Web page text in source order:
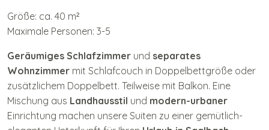
Größe: ca. 40 m²
Maximale Personen: 3-5
Geräumiges Schlafzimmer und separates
Wohnzimmer mit Schlafcouch in Doppelbettgröße oder
zusätzlichem Doppelbett. Teilweise mit Balkon. Eine
Mischung aus Landhausstil und modern-urbaner
Einrichtung machen unsere Suiten zu einer gemütlich-